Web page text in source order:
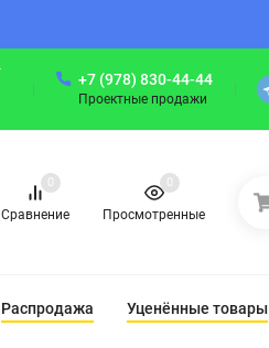
+7 (978) 830-44-44
Проектные продажи
Сравнение
0
Просмотренные
0
Распродажа Уценённые товары